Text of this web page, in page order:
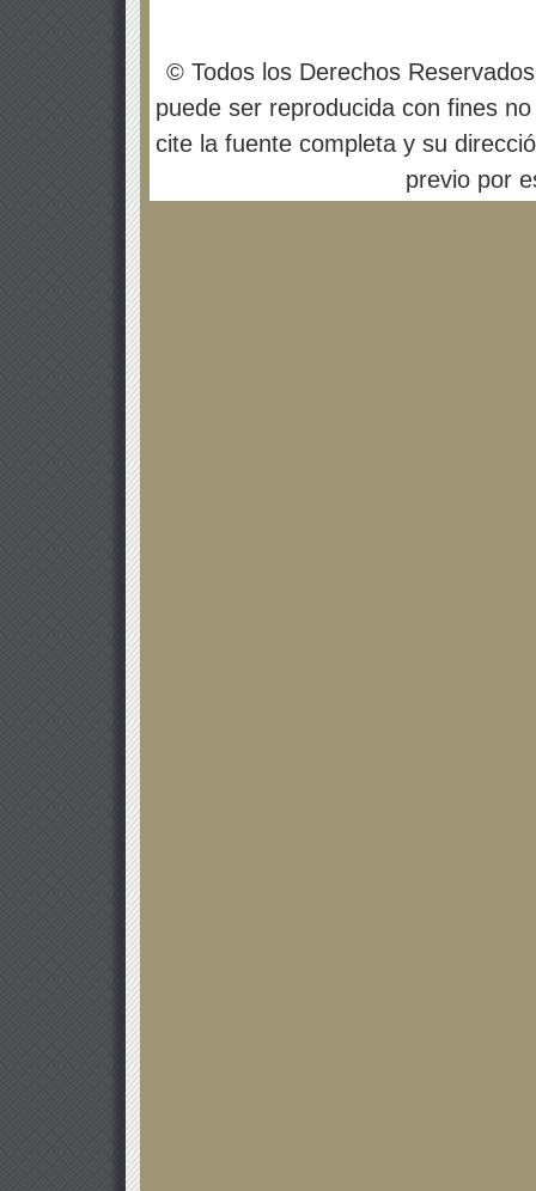
© Todos los Derechos
puede ser reproducida con fines
cite la fuente completa y su
previo por